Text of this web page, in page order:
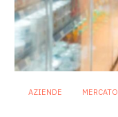
AZIENDE MERCATO